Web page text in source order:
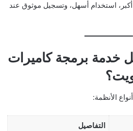
استخدام أسهل، وتسجيل موثوق عند
خدمة برمجة كاميرات
الأنظمة:
التفاصيل